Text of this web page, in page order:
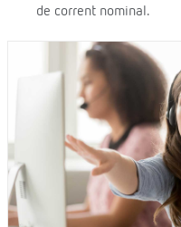
de corrent nominal.